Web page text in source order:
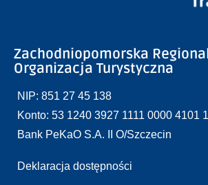
Zachodniopomorska
Organizacja Turystyczna
NIP: 851 27 45 138
Konto: 53 1240 3927 1111 0000 4101
Bank PeKaO S.A. II O/Szczecin
Deklaracja dostępności